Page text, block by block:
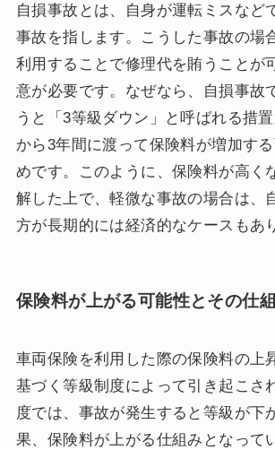
自損事故とは、自身が運転ミスなど
事故を指します。こうした事故の場
利用することで修理代を賄うことが
意が必要です。なぜなら、自損事故
うと「3等級ダウン」と呼ばれる措
から3年間に渡って保険料が増加す
めです。このように、保険料が高く
解した上で、軽微な事故の場合は、
方が長期的には経済的なケースもあ
保険料が上がる可能性とその仕
車両保険を利用した際の保険料の上
基づく等級制度によって引き起こさ
度では、事故が発生すると等級が下
果、保険料が上がる仕組みとなって